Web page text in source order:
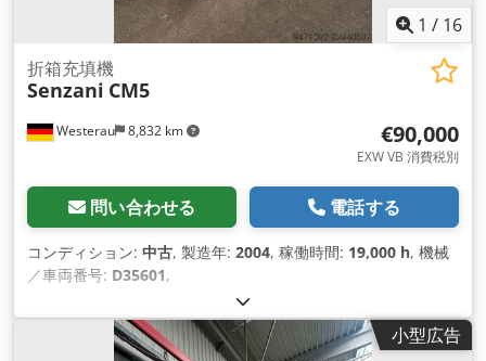
1 / 16
Westerau 8,832 km
折箱充填機
Senzani CM5
€90,000
EXW VB 消費税別
問い合わせる 電話する
コンディション: 中古, 製造年: 2004, 稼働時間: 19,000 h, 機械
／車両番号: D35601,
小型広告